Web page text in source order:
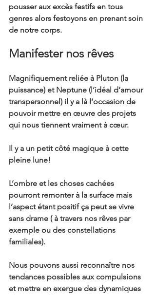
pousser aux excès festifs en tous
genres alors festoyons en prenant soin
de notre corps.
Manifester nos rêves
Magnifiquement reliée à Pluton (la
puissance) et Neptune (l’idéal d’amour
transpersonnel) il y a là l’occasion de
pouvoir mettre en œuvre des projets
qui nous tiennent vraiment à cœur.
Il y a un petit côté magique à cette
pleine lune!
L’ombre et les choses cachées
pourront remonter à la surface mais
l’aspect étant positif ça peut se vivre
sans drame ( à travers nos rêves par
exemple ou des constellations
familiales).
Nous pouvons aussi reconnaître nos
tendances possibles aux compulsions
et mettre en exergue des dynamiques